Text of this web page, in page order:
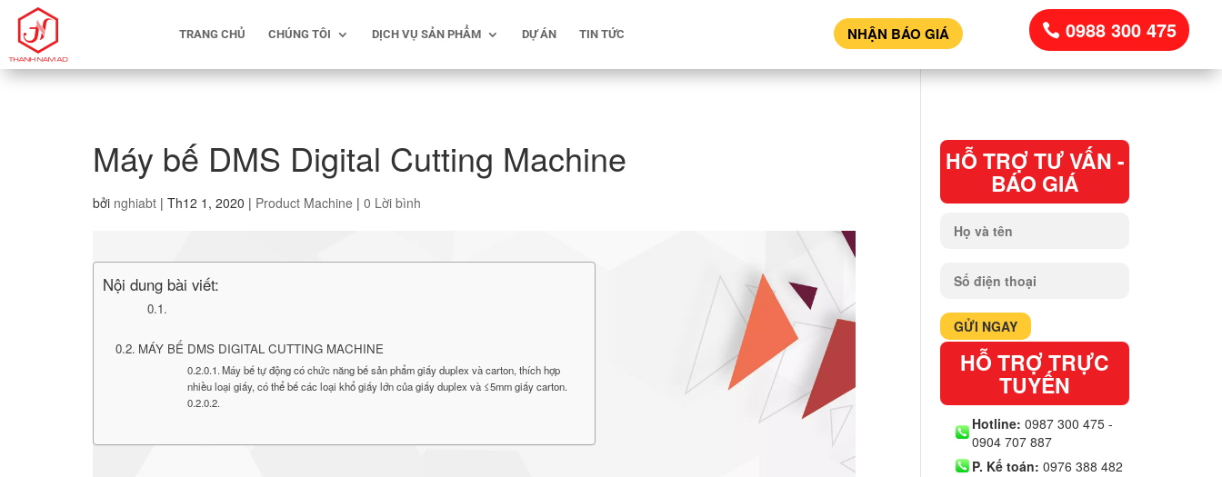
TRANG CHỦ CHÚNG TÔI DỊCH VỤ SẢN PHẨM DỰ ÁN TIN TỨC NHẬN BÁO GIÁ 0988 300 475
Máy bế DMS Digital Cutting Machine
bởi nghiabt | Th12 1, 2020 | Product Machine | 0 Lời bình
Nội dung bài viết:
MÁY BẾ DMS DIGITAL CUTTING MACHINE
Máy bế tự động có chức năng bế sản phẩm giấy duplex và carton, thích hợp
nhiều loại giấy, có thể bế các loại khổ giấy lớn của giấy duplex và ≤5mm giấy carton.
HỖ TRỢ TƯ VẤN -
BÁO GIÁ
HỖ TRỢ TRỰC
TUYẾN
Hotline: 0987 300 475 -
0904 707 887
P. Kế toán: 0976 388 482